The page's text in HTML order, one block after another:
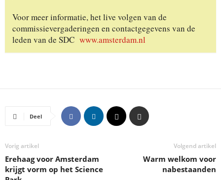
Voor meer informatie, het live volgen van de
commissievergaderingen en contactgegevens van de
leden van de SDC www.amsterdam.nl
Deel
Vorig artikel
Erehaag voor Amsterdam
krijgt vorm op het Science
Volgend artikel
Warm welkom voor
nabestaanden